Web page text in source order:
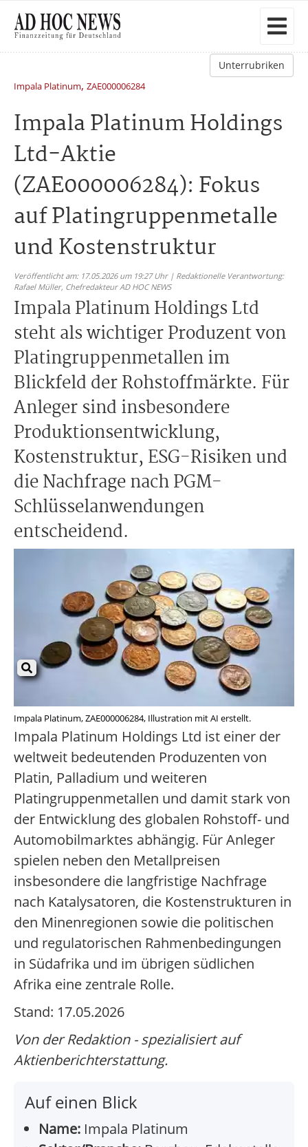
Unterrubriken
Impala Platinum, ZAE000006284
Impala Platinum Holdings
Ltd-Aktie
(ZAE000006284): Fokus
auf Platingruppenmetalle
und Kostenstruktur
Veröffentlicht am: 17.05.2026 um 19:27 Uhr | Redaktionelle Verantwortung:
Rafael Müller, Chefredakteur AD HOC NEWS
Impala Platinum Holdings Ltd
steht als wichtiger Produzent von
Platingruppenmetallen im
Blickfeld der Rohstoffmärkte. Für
Anleger sind insbesondere
Produktionsentwicklung,
Kostenstruktur, ESG-Risiken und
die Nachfrage nach PGM-
Schlüsselanwendungen
entscheidend.
Impala Platinum, ZAE000006284, Illustration mit AI erstellt.
Impala Platinum Holdings Ltd ist einer der
weltweit bedeutenden Produzenten von
Platin, Palladium und weiteren
Platingruppenmetallen und damit stark von
der Entwicklung des globalen Rohstoff- und
Automobilmarktes abhängig. Für Anleger
spielen neben den Metallpreisen
insbesondere die langfristige Nachfrage
nach Katalysatoren, die Kostenstrukturen in
den Minenregionen sowie die politischen
und regulatorischen Rahmenbedingungen
in Südafrika und im übrigen südlichen
Afrika eine zentrale Rolle.
Stand: 17.05.2026
Von der Redaktion - spezialisiert auf
Aktienberichterstattung.
Auf einen Blick
Name: Impala Platinum